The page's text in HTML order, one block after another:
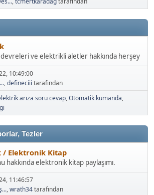
ve elektrikli aletler hakkında herşey
10:49:00
,defineciiitarafından
arıza soru cevap Otomatik kumanda
Tezler
/ Elektronik Kitap
hakkında elektronik kitap paylaşımı.
11:46:57
, wrath34